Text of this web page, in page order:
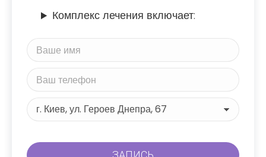
Комплекс лечения включает: